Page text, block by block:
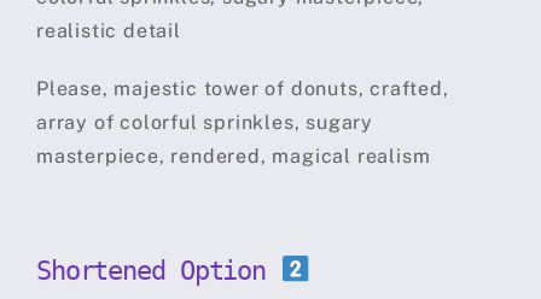
Please, majestic tower of donuts, crafted,
array of colorful sprinkles, sugary
masterpiece, rendered, magical realism
Shortened Option